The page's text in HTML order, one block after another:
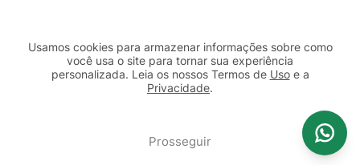
Usamos cookies para armazenar informações sobre como
você usa o site para tornar sua experiência
personalizada. Leia os nossos Termos de Usoe a
Privacidade.
Prosseguir